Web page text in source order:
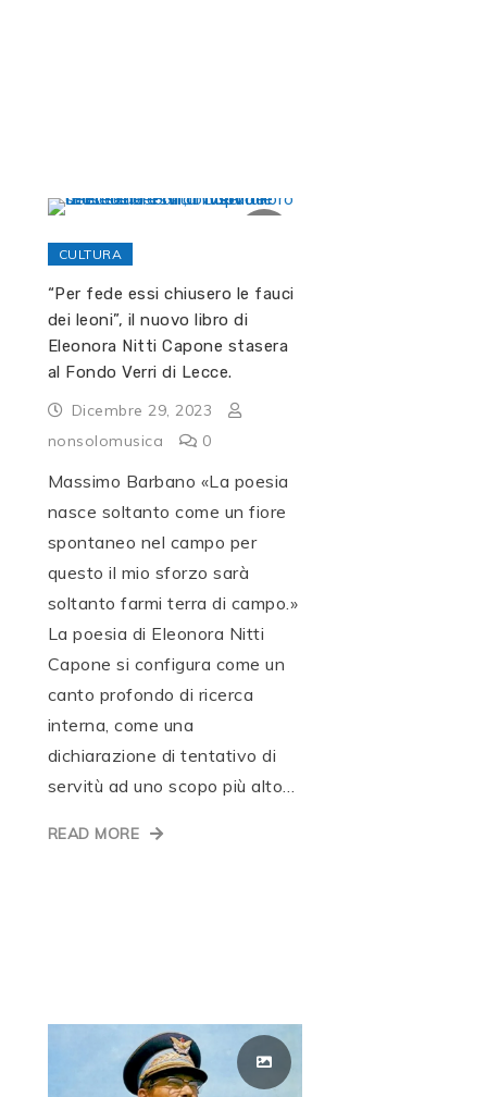
CULTURA
“Per fede essi chiusero le fauci
dei leoni”, il nuovo libro di
Eleonora Nitti Capone stasera
al Fondo Verri di Lecce.
Dicembre 29, 2023
nonsolomusica
0
Massimo Barbano «La poesia
nasce soltanto come un fiore
spontaneo nel campo per
questo il mio sforzo sarà
soltanto farmi terra di campo.»
La poesia di Eleonora Nitti
Capone si configura come un
canto profondo di ricerca
interna, come una
dichiarazione di tentativo di
servitù ad uno scopo più alto…
READ MORE